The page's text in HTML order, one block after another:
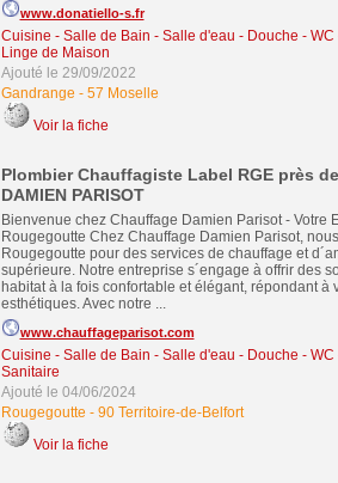
www.donatiello-s.fr
Cuisine - Salle de Bain - Salle d'eau - Douche - WC
Linge de Maison
Ajouté le 29/09/2022
Gandrange - 57 Moselle
Voir la fiche
Plombier Chauffagiste Label RGE près
DAMIEN PARISOT
Bienvenue chez Chauffage Damien Parisot - Votre
Rougegoutte Chez Chauffage Damien Parisot,
Rougegoutte pour des services de chauffage et
supérieure. Notre entreprise s´engage à offrir des
habitat à la fois confortable et élégant, répondant à
esthétiques. Avec notre ...
www.chauffageparisot.com
Cuisine - Salle de Bain - Salle d'eau - Douche - WC
Sanitaire
Ajouté le 04/06/2024
Rougegoutte - 90 Territoire-de-Belfort
Voir la fiche